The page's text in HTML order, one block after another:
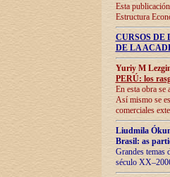
Esta
Estructura
CURSOS
DE LA
Yuriy M
PERÚ: los
En esta obra se
Así mismo se
comerciales
Liudmila
Brasil: as
Grandes temas
século